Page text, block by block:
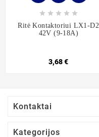
    
Ritė Kontaktoriui LX1-D2
42V (9-18A)
3,68 €
Kontaktai
Kategorijos